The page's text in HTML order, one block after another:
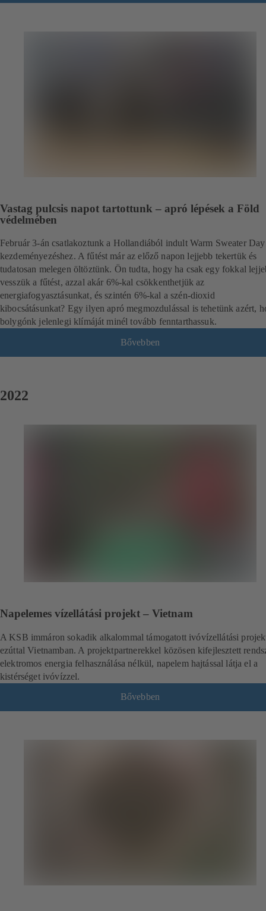
Vastag pulcsis napot tartottunk – apró lépések a Föld
védelmében
Február 3-án csatlakoztunk a Hollandiából indult Warm Sweater Day
kezdeményezéshez. A fűtést már az előző napon lejjebb tekertük és
tudatosan melegen öltöztünk. Ön tudta, hogy ha csak egy fokkal
vesszük a fűtést, azzal akár 6%-kal csökkenthetjük az
energiafogyasztásunkat, és szintén 6%-kal a szén-dioxid
kibocsátásunkat? Egy ilyen apró megmozdulással is tehetünk azért,
bolygónk jelenlegi klímáját minél tovább fenntarthassuk.
Bővebben
2022
Napelemes vízellátási projekt – Vietnam
A KSB immáron sokadik alkalommal támogatott ivóvízellátási
ezúttal Vietnamban. A projektpartnerekkel közösen kifejlesztett
elektromos energia felhasználása nélkül, napelem hajtással látja el a
kistérséget ivóvízzel.
Bővebben